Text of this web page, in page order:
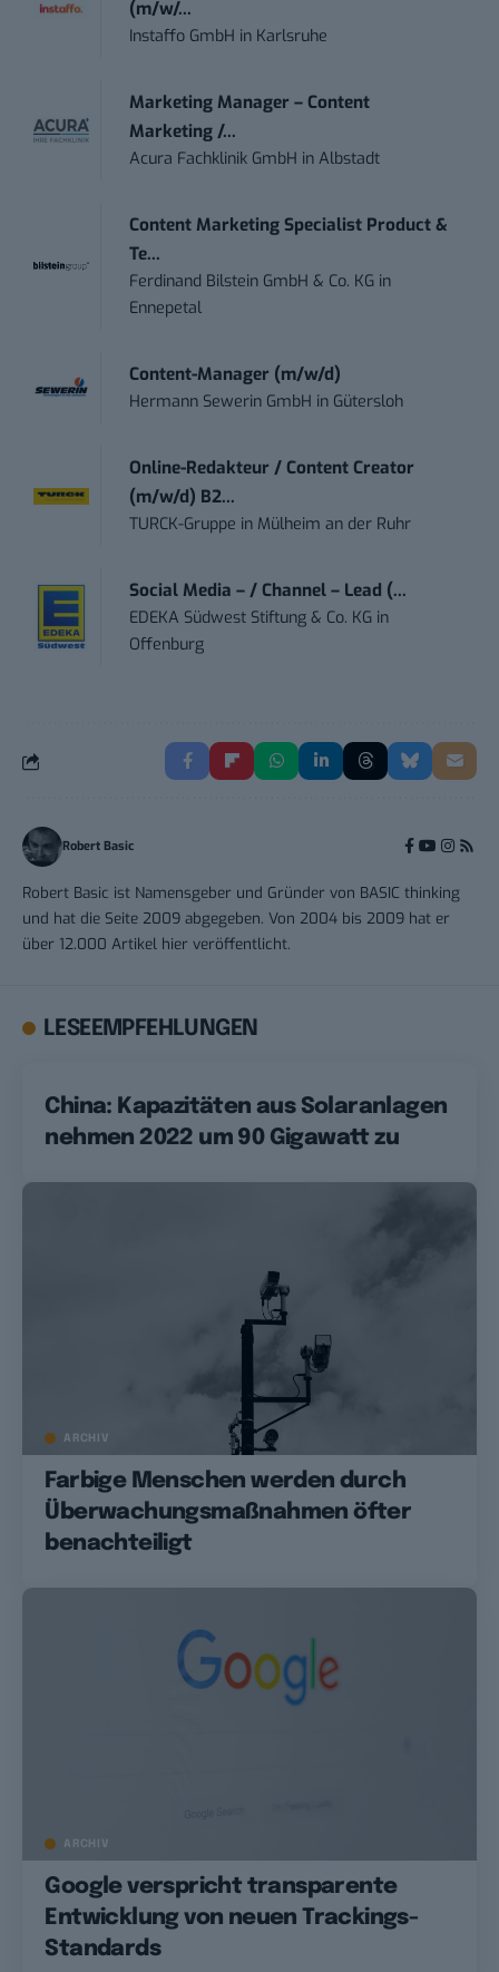
(m/w/...
Instaffo GmbH in Karlsruhe
Marketing Manager – Content
Marketing /...
Acura Fachklinik GmbH inAlbstadt
Content Marketing Specialist Product &
Te...
Ferdinand Bilstein GmbH & Co. KG in
Ennepetal
Content-Manager (m/w/d)
Hermann Sewerin GmbH in Gütersloh
Online-Redakteur / Content Creator
(m/w/d) B2...
TURCK-Gruppe in Mülheim an der Ruhr
Social Media – / Channel – Lead (...
EDEKA Südwest Stiftung & Co. KG in
Offenburg
Robert Basic
Robert Basic ist Namensgeber und Gründer von BASIC thinking
und hat die Seite 2009 abgegeben. Von 2004 bis 2009 hat er
über 12.000 Artikel hier veröffentlicht.
LESEEMPFEHLUNGEN
China: Kapazitäten aus Solaranlagen
nehmen 2022 um 90 Gigawatt zu
ARCHIV
Farbige Menschen werden durch
Überwachungsmaßnahmen öfter
benachteiligt
ARCHIV
Google verspricht transparente
Entwicklung von neuen Trackings-
Standards